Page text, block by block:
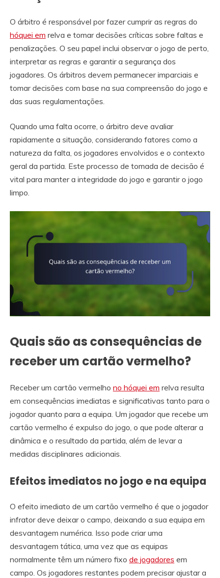
O árbitro é responsável por fazer cumprir as regras do
hóquei em relva e tomar decisões críticas sobre faltas e
penalizações. O seu papel inclui observar o jogo de perto,
interpretar as regras e garantir a segurança dos
jogadores. Os árbitros devem permanecer imparciais e
tomar decisões com base na sua compreensão do jogo e
das suas regulamentações.
Quando uma falta ocorre, o árbitro deve avaliar
rapidamente a situação, considerando fatores como a
natureza da falta, os jogadores envolvidos e o contexto
geral da partida. Este processo de tomada de decisão é
vital para manter a integridade do jogo e garantir o jogo
limpo.
Quais são as consequências de
receber um cartão vermelho?
Receber um cartão vermelho no hóquei em relva resulta
em consequências imediatas e significativas tanto para o
jogador quanto para a equipa. Um jogador que recebe um
cartão vermelho é expulso do jogo, o que pode alterar a
dinâmica e o resultado da partida, além de levar a
medidas disciplinares adicionais.
Efeitos imediatos no jogo e na equipa
O efeito imediato de um cartão vermelho é que o jogador
infrator deve deixar o campo, deixando a sua equipa em
desvantagem numérica. Isso pode criar uma
desvantagem tática, uma vez que as equipas
normalmente têm um número fixo de jogadores em
campo. Os jogadores restantes podem precisar ajustar a